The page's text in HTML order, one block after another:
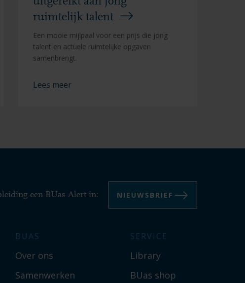
ruimtelijk talent
Een mooie mijlpaal voor een prijs die jong
talent en actuele ruimtelijke opgaven
samenbrengt.
Lees meer
een BUas Alert in: NIEUWSBRIEF
BUAS
Over ons
Samenwerken
SERVICE
Library
BUas shop